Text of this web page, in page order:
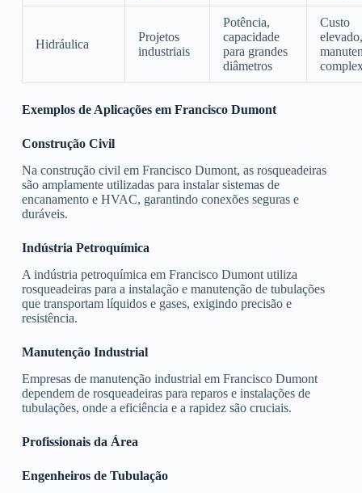
Hidráulica
Projetos
industriais
Potência,
capacidade
para grandes
diâmetros
Custo
elevado,
Exemplos de Aplicações em Francisco Dumont
Construção Civil
Na construção civil em Francisco Dumont, as rosqueadeiras
são amplamente utilizadas para instalar sistemas de
encanamento e HVAC, garantindo conexões seguras e
duráveis.
Indústria Petroquímica
A indústria petroquímica em Francisco Dumont utiliza
rosqueadeiras para a instalação e manutenção de tubulações
que transportam líquidos e gases, exigindo precisão e
resistência.
Manutenção Industrial
Empresas de manutenção industrial em Francisco Dumont
dependem de rosqueadeiras para reparos e instalações de
tubulações, onde a eficiência e a rapidez são cruciais.
Profissionais da Área
Engenheiros de Tubulação